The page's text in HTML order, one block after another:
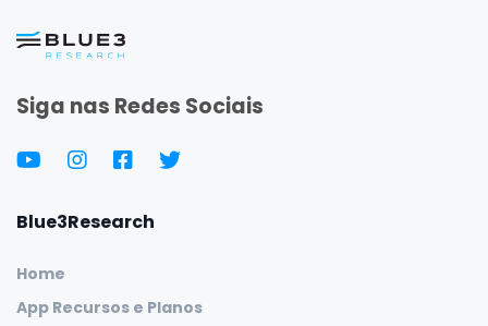
Siga nas Redes Sociais
Blue3Research
Home
App Recursos e Planos